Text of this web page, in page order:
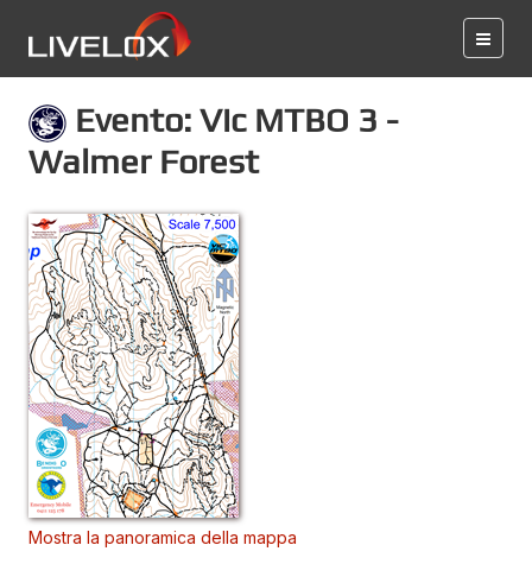
Evento: Vic MTBO 3 -
Walmer Forest
Mostra la panoramica della mappa